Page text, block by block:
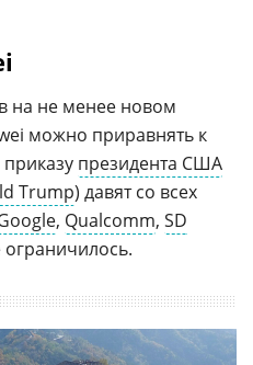
на не менее новом
можно приравнять к
президента США
Trump) давят со всех
, Qualcomm, SD
ограничилось.